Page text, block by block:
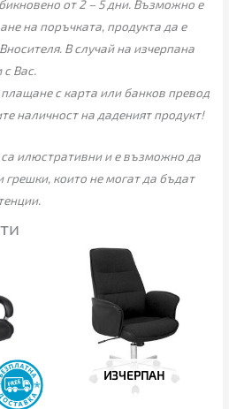
от 2 – 5 дни. Възможно е
на поръчката, продукта да е
В случай на изчерпана
Вас.
с карта или банков превод
наличност на даденият продукт!
илюстративни и е възможно да
които не могат да бъдат
ИЗЧЕРПАН